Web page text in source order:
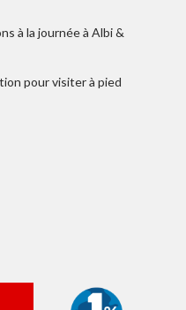
à la journée à Albi &
pour visiter à pied